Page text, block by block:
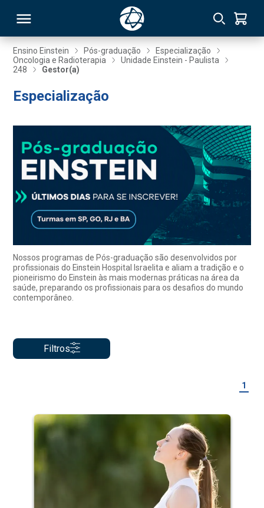
Ensino Einstein Pós-graduação
Especialização
Oncologia e Radioterapia
Unidade Einstein - Paulista
248
Gestor(a)
Especialização
Nossos programas de Pós-graduação são desenvolvidos por
profissionais do Einstein Hospital Israelita e aliam a tradição e o
pioneirismo do Einstein às mais modernas práticas na área da
saúde, preparando os profissionais para os desafios do mundo
contemporâneo.
Filtros
1